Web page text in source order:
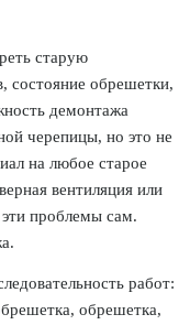
старую
состояние обрешетки,
демонтажа
черепицы, но это не
на любое старое
вентиляция или
проблемы сам.
работ:
обрешетка,